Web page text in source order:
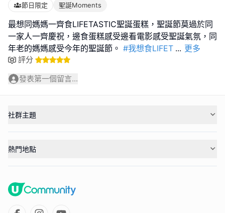
節日限定 聖誕Moments
最想同媽媽一齊食LIFETASTIC聖誕蛋糕，聖誕節莫過於同
一家人一齊慶祝，邊食蛋糕感受邊看電影感受聖誕氣氛，同
年老的媽媽感受今年的聖誕節。 #我想食LIFET ... 更多
評分
發表第一個留言...
社群主題
熱門地點